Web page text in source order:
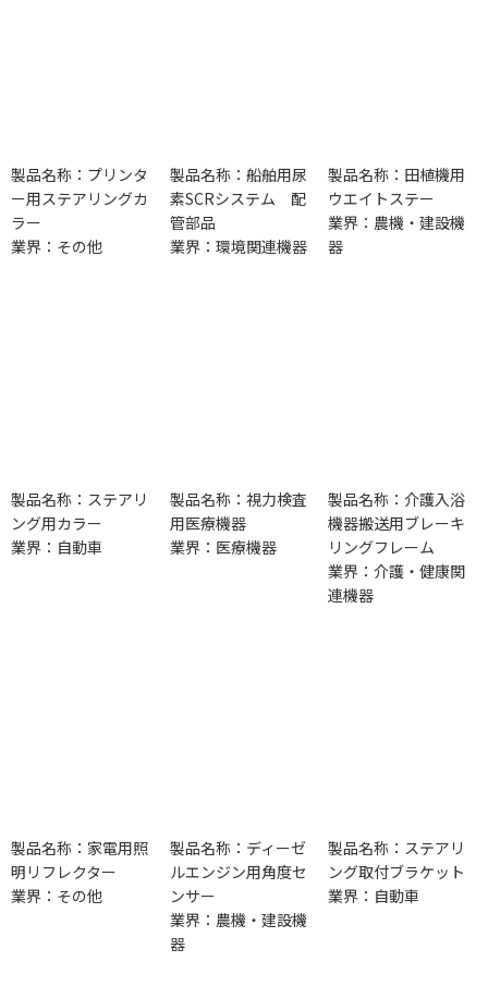
製品名称：プリンタ
ー用ステアリングカ
ラー
業界：その他
製品名称：船舶用尿
素SCRシステム 配
管部品
業界：環境関連機器
製品名称：田植機用
ウエイトステー
業界：農機・建設機
器
製品名称：ステアリ
ング用カラー
業界：自動車
製品名称：視力検査
用医療機器
業界：医療機器
製品名称：介護入浴
機器搬送用ブレーキ
リングフレーム
業界：介護・健康関
連機器
製品名称：家電用照
明リフレクター
業界：その他
製品名称：ディーゼ
ルエンジン用角度セ
ンサー
業界：農機・建設機
器
製品名称：ステアリ
ング取付ブラケット
業界：自動車